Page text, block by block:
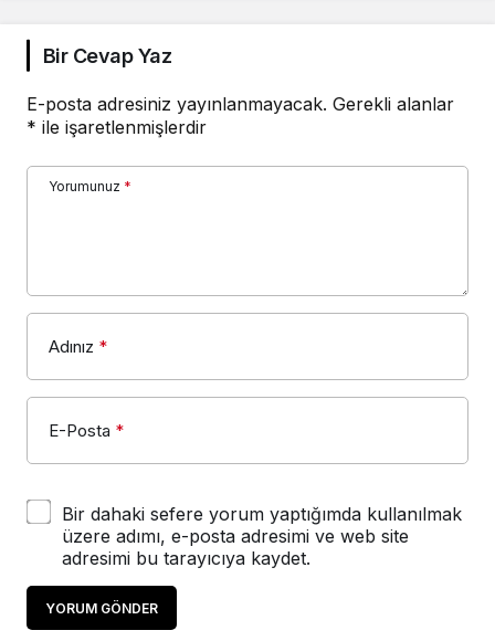
Bir Cevap Yaz
E-posta adresiniz yayınlanmayacak. Gerekli alanlar
* ile işaretlenmişlerdir
Yorumunuz *
Adınız *
E-Posta *
Bir dahaki sefere yorum yaptığımda kullanılmak
üzere adımı, e-posta adresimi ve web site
adresimi bu tarayıcıya kaydet.
YORUM GÖNDER